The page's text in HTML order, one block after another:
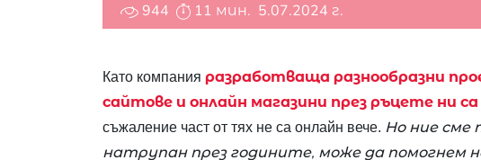
944 11 мин. 5.07.2024 г.
Като компания разработваща разнообразни
сайтове и онлайн магазини през ръцете ни
съжаление част от тях не са онлайн вече. Но ние сме
натрупан през годините, може да